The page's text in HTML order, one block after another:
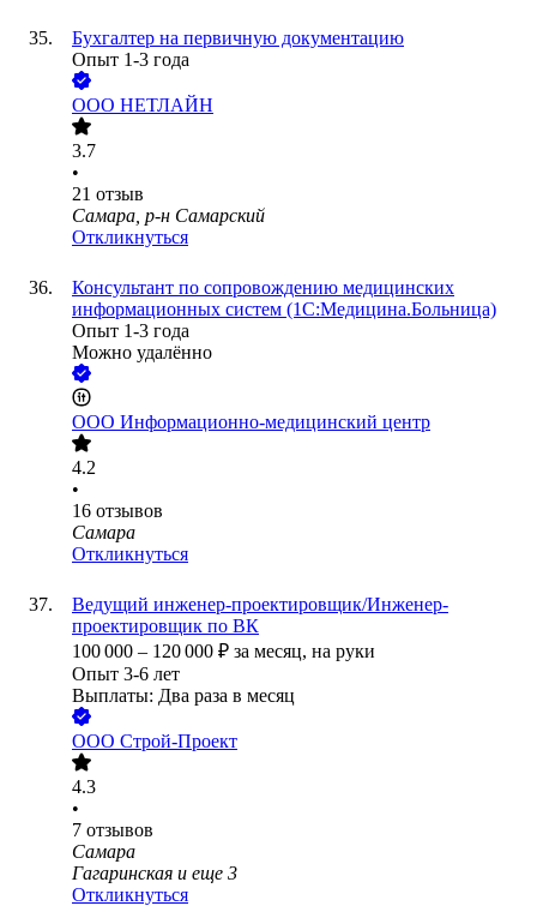
Бухгалтер на первичную документацию
Опыт 1-3 года
ООО НЕТЛАЙН
3.7
•
21 отзыв
Самара, р-н Самарский
Откликнуться
Консультант по сопровождению медицинских
информационных систем (1С:Медицина.Больница)
Опыт 1-3 года
Можно удалённо
ООО Информационно-медицинский центр
4.2
•
16 отзывов
Самара
Откликнуться
Ведущий инженер-проектировщик/Инженер-
проектировщик по ВК
100 000 – 120 000 ₽ за месяц, на руки
Опыт 3-6 лет
Выплаты: Два раза в месяц
ООО Строй-Проект
4.3
•
7 отзывов
Самара
Гагаринская и еще 3
Откликнуться